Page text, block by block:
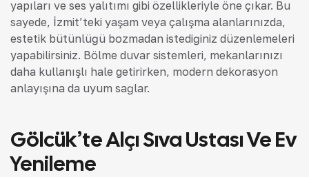
yapıları ve ses yalıtımı gibi özellikleriyle öne çıkar. Bu
sayede, İzmit’teki yaşam veya çalışma alanlarınızda,
estetik bütünlüğü bozmadan istediğiniz düzenlemeleri
yapabilirsiniz. Bölme duvar sistemleri, mekanlarınızı
daha kullanışlı hale getirirken, modern dekorasyon
anlayışına da uyum sağlar.
Gölcük’te Alçı Sıva Ustası Ve Ev
Yenileme